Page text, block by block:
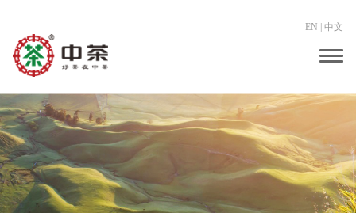
EN 中文